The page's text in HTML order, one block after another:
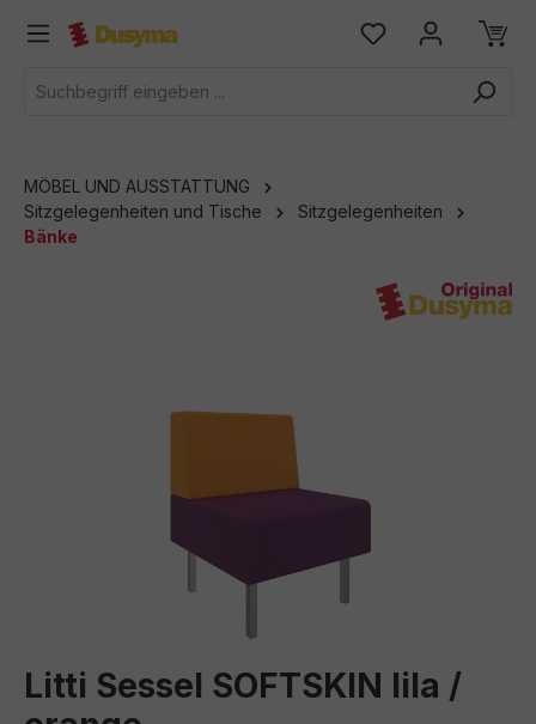
springen
MÖBEL UND AUSSTATTUNG
Sitzgelegenheiten und Tische
Sitzgelegenheiten
Bänke
Litti Sessel SOFTSKIN lila /